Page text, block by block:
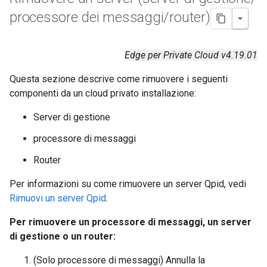
processore dei messaggi/router)
Edge per Private Cloud v4.19.01
Questa sezione descrive come rimuovere i seguenti
componenti da un cloud privato installazione:
Server di gestione
processore di messaggi
Router
Per informazioni su come rimuovere un server Qpid, vedi
Rimuovi un server Qpid.
Per rimuovere un processore di messaggi, un server
di gestione o un router:
(Solo processore di messaggi) Annulla la